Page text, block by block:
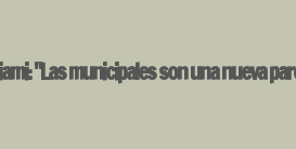
"Las municipales son una nueva